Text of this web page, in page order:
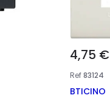
4,75 €
Ref83124
BTICINO